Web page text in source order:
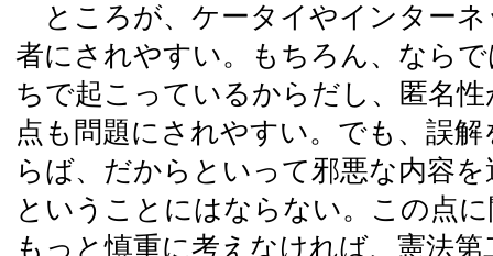
ところが、ケータイやインターネ
者にされやすい。もちろん、なら
ちで起こっているからだし、匿名
点も問題にされやすい。でも、誤
らば、だからといって邪悪な内容
ということにはならない。この点
もっと慎重に考えなければ、憲法